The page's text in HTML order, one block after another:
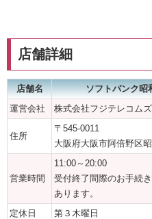
店舗詳細
店舗名
ソフトバンク昭
運営会社
株式会社フジテレコムズ
住所
〒545-0011
大阪府大阪市阿倍野区
営業時間
11:00～20:00
受付終了間際のお手続
あります。
定休日
第３木曜日